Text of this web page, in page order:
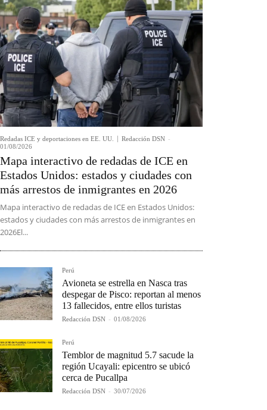
Redadas ICE y deportaciones en EE. UU. Redacción DSN -
01/08/2026
Mapa interactivo de redadas de ICE en
Estados Unidos: estados y ciudades con
más arrestos de inmigrantes en 2026
Mapa interactivo de redadas de ICE en Estados Unidos:
estados y ciudades con más arrestos de inmigrantes en
2026El...
Perú
Avioneta se estrella en Nasca tras
despegar de Pisco: reportan al menos
13 fallecidos, entre ellos turistas
Redacción DSN - 01/08/2026
Perú
Temblor de magnitud 5.7 sacude la
región Ucayali: epicentro se ubicó
cerca de Pucallpa
Redacción DSN - 30/07/2026